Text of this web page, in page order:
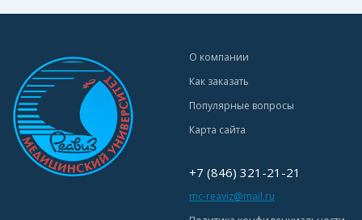
О компании
Как заказать
Популярные вопросы
Карта сайта
+7 (846) 321-21-21
mc-reaviz@mail.ru